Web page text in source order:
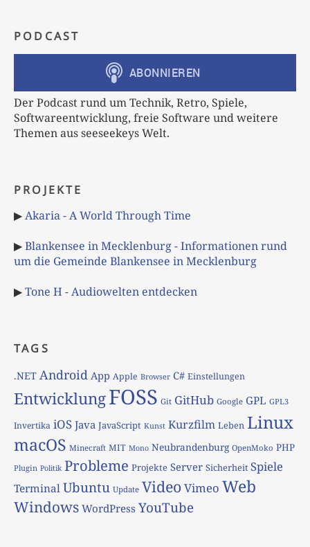
PODCAST
Der Podcast rund um Technik, Retro, Spiele,
Softwareentwicklung, freie Software und weitere
Themen aus seeseekeys Welt.
PROJEKTE
▶Akaria - A World Through Time
▶Blankensee in Mecklenburg - Informationen rund
um die Gemeinde Blankensee in Mecklenburg
▶Tone H - Audiowelten entdecken
TAGS
.NET Android App Apple Browser C# Einstellungen
EntwicklungFOSS Git GitHub Google GPL GPL3
Invertika iOS Java JavaScript Kunst Kurzfilm Leben Linux
macOS Minecraft MIT Mono Neubrandenburg OpenMoko PHP
Plugin Politik Probleme Projekte Server Sicherheit Spiele
TerminalUbuntu Update VideoVimeo Web
Windows WordPress YouTube